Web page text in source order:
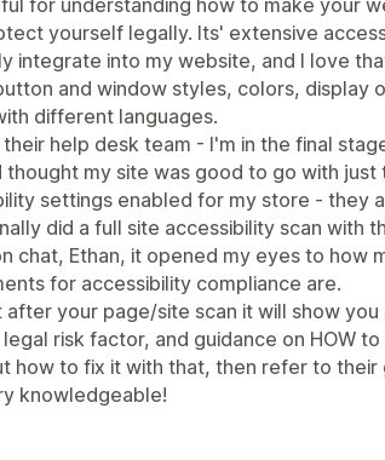
yourself legally. Its' extensive
integrate into my website, and I love
and window styles, colors, display
different languages.
help desk team - I'm in the final
my site was good to go with just
settings enabled for my store - they
did a full site accessibility scan with
chat, Ethan, it opened my eyes to how
for accessibility compliance are.
after your page/site scan it will show
risk factor, and guidance on HOW
how to fix it with that, then refer to
knowledgeable!